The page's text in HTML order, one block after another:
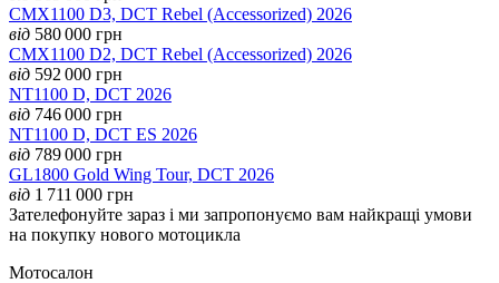
CMX1100 D3, DCT Rebel (Accessorized) 2026
від 580 000 грн
CMX1100 D2, DCT Rebel (Accessorized) 2026
від 592 000 грн
NT1100 D, DCT 2026
від 746 000 грн
NT1100 D, DCT ES 2026
від 789 000 грн
GL1800 Gold Wing Tour, DCT 2026
від 1 711 000 грн
Зателефонуйте зараз і ми запропонуємо вам найкращі умови
на покупку нового мотоцикла
Мотосалон